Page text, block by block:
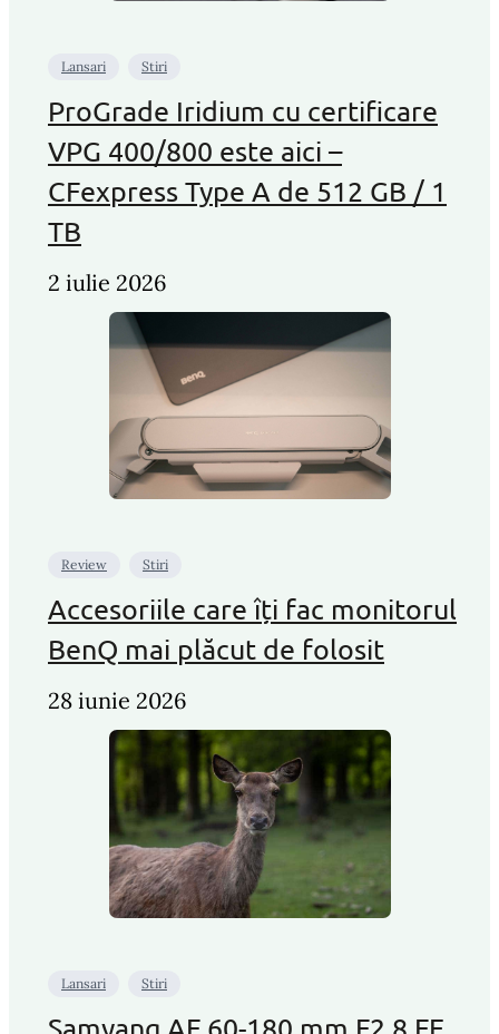
Lansari Stiri
ProGrade Iridium cu certificare
VPG 400/800 este aici –
CFexpress Type A de 512 GB / 1
TB
2 iulie 2026
Review Stiri
Accesoriile care îți fac monitorul
BenQ mai plăcut de folosit
28 iunie 2026
Lansari Stiri